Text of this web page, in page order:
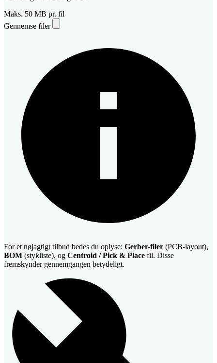
Maks. 50 MB pr. fil
Gennemse filer
For et nøjagtigt tilbud bedes du oplyse: Gerber-filer (PCB-layout),
BOM (stykliste), og Centroid / Pick & Place fil. Disse
fremskynder gennemgangen betydeligt.